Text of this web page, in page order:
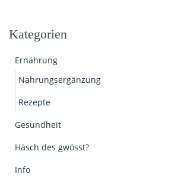
Kategorien
Ernährung
Nahrungsergänzung
Rezepte
Gesundheit
Häsch des gwösst?
Info